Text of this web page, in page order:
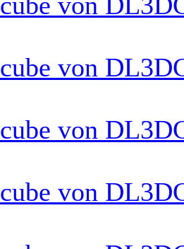
von
von
von